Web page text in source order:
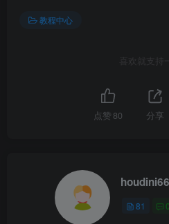
教程中心
喜欢就支持
点赞 80 分享
81 0